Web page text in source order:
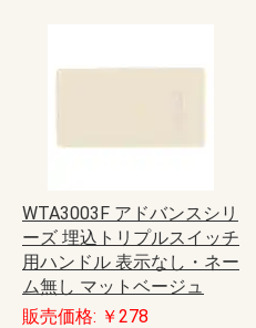
WTA3003F アドバンスシリ
ーズ 埋込トリプルスイッチ
用ハンドル 表示なし・ネー
ム無し マットベージュ
販売価格: ￥278